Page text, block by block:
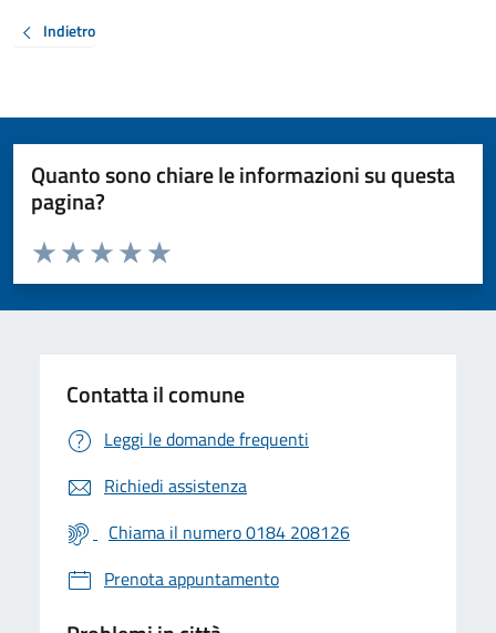
Indietro
Quanto sono chiare le informazioni su questa
pagina?
Valuta da 1 a 5 stelle la pagina
Valuta 5 stelle su 5
Valuta 4 stelle su 5
Valuta 3 stelle su 5
Valuta 2 stelle su 5
Valuta 1 stelle su 5
Contatta il comune
Leggi le domande frequenti
Richiedi assistenza
Chiama il numero 0184 208126
Prenota appuntamento